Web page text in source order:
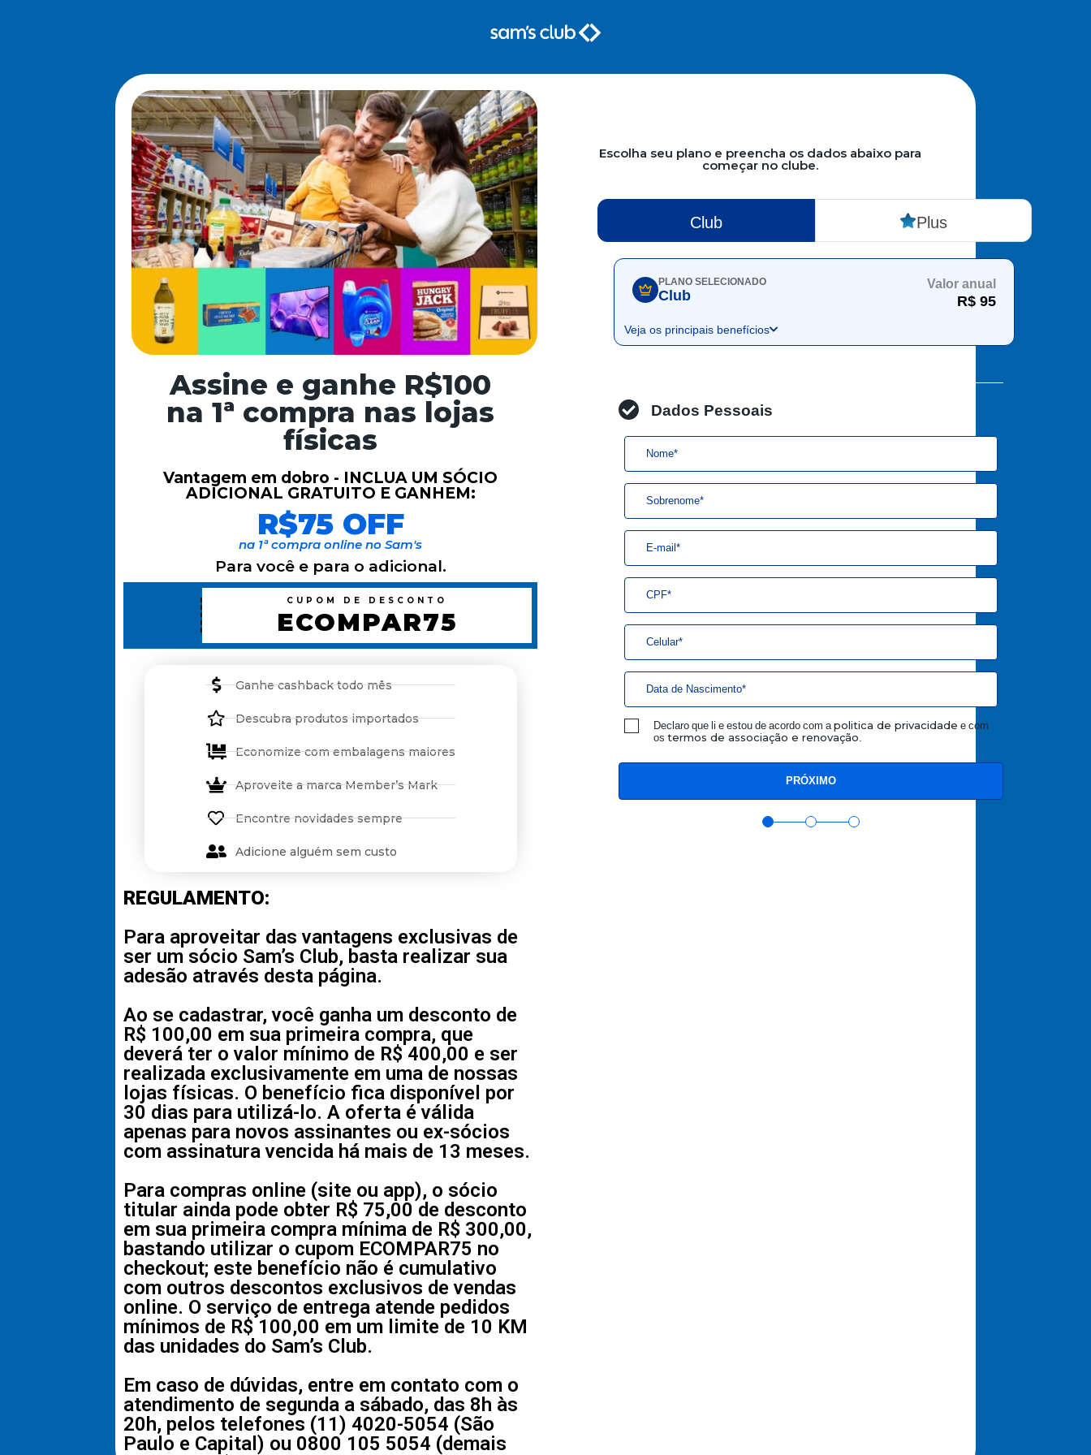
Assine e ganhe R$100
na 1ª compra nas lojas
físicas
Vantagem em dobro - INCLUA UM SÓCIO
ADICIONAL GRATUITO E GANHEM:
R$75 OFF
na 1ª compra online no Sam's
Para você e para o adicional.
CUPOM DE DESCONTO
ECOMPAR75
Ganhe cashback todo mês
Descubra produtos importados
Economize com embalagens maiores
Aproveite a marca Member’s Mark
Encontre novidades sempre
Adicione alguém sem custo
REGULAMENTO:
Para aproveitar das vantagens exclusivas de
ser um sócio Sam’s Club, basta realizar sua
adesão através desta página.
Ao se cadastrar, você ganha um desconto de
R$ 100,00 em sua primeira compra, que
deverá ter o valor mínimo de R$ 400,00 e ser
realizada exclusivamente em uma de nossas
lojas físicas. O benefício fica disponível por
30 dias para utilizá-lo. A oferta é válida
apenas para novos assinantes ou ex-sócios
com assinatura vencida há mais de 13 meses.
Para compras online (site ou app), o sócio
titular ainda pode obter R$ 75,00 de desconto
em sua primeira compra mínima de R$ 300,00,
bastando utilizar o cupom ECOMPAR75 no
checkout; este benefício não é cumulativo
com outros descontos exclusivos de vendas
online. O serviço de entrega atende pedidos
mínimos de R$ 100,00 em um limite de 10 KM
das unidades do Sam’s Club.
Em caso de dúvidas, entre em contato com o
atendimento de segunda a sábado, das 8h às
20h, pelos telefones (11) 4020-5054 (São
Paulo e Capital) ou 0800 105 5054 (demais
Escolha seu plano e preencha os dados abaixo para
começar no clube.
Club Plus
PLANO SELECIONADO
Club
Valor anual
R$ 95
Veja os principais benefícios
Dados Pessoais
Declaro que li e estou de acordo com apolitica de privacidade e com
os termos de associação e renovação.